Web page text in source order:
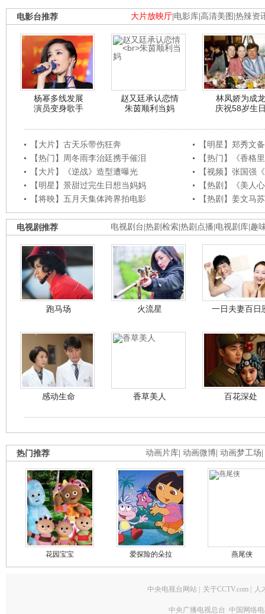
大片放映厅 电影库 高清美图 热辣资
电影台推荐
杨幂多线发展
演员变身歌手
赵又廷承认恋情
朱茵顺利当妈
林凤娇为成龙
庆祝58岁生
【大片】古天乐带伤狂奔
【明星】郑秀文
【热门】周冬雨李治廷携手催泪
【热门】《香格
【大片】《逆战》造型遭曝光
【视频】张国强
【明星】景甜过完生日想当妈妈
【热剧】《美人
【将映】五月天集体跨界拍电影
【热剧】姜文马
电视剧台 热剧检索 热剧点播 电视剧库 趣
电视剧推荐
跑马场 火流星 一日夫妻百日
感动生命 香草美人 百花深处
动画片库 动画微博 动画梦工场
热门推荐
花园宝宝 爱探险的朵拉 燕尾侠
中央电视台网站 关于CCTV.com 人
中央广播电视总台 中国网络